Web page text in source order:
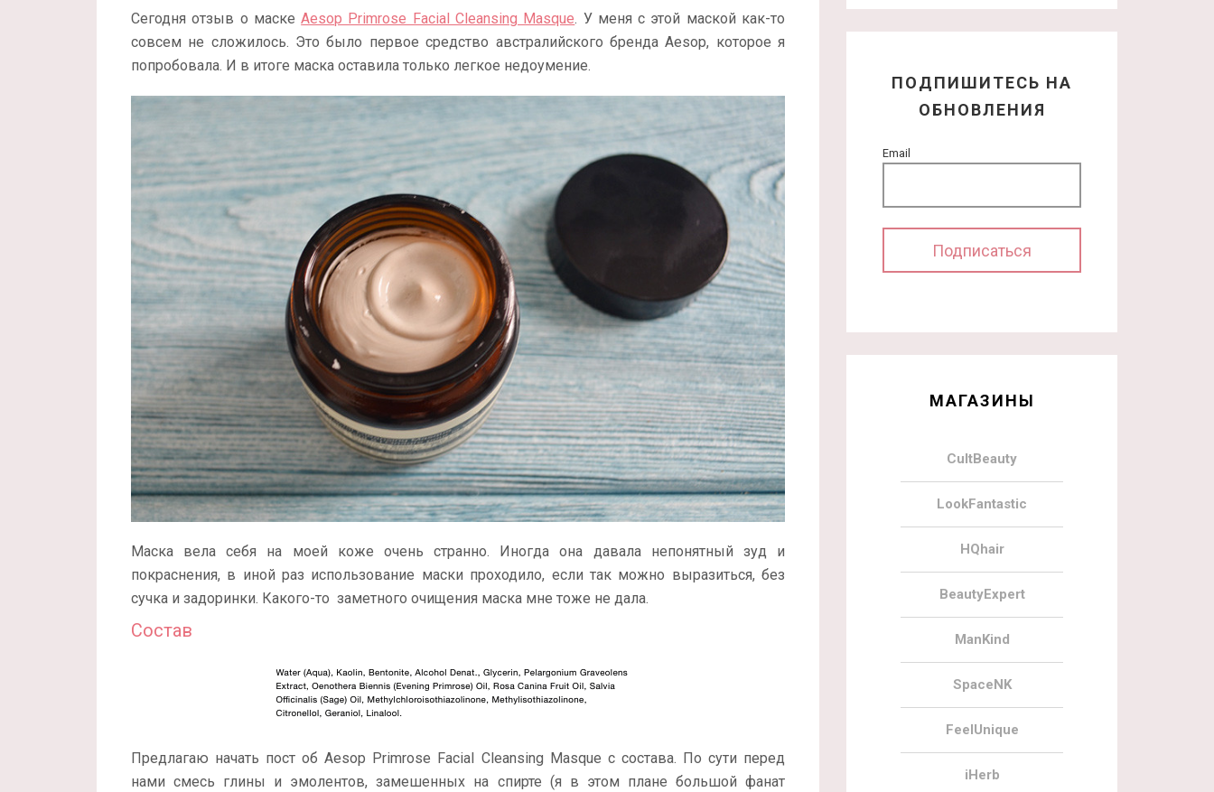
Сегодня отзыв о маскеAesop Primrose Facial Cleansing Masque. У меня с этой маской как-то
совсем не сложилось. Это было первое средство австралийского бренда Aesop, которое я
попробовала. И в итоге маска оставила только легкое недоумение.
Маска вела себя на моей коже очень странно. Иногда она давала непонятный зуд и
покраснения, в иной раз использование маски проходило, если так можно выразиться, без
сучка и задоринки. Какого-то заметного очищения маска мне тоже не дала.
Состав
Предлагаю начать пост об Aesop Primrose Facial Cleansing Masque с состава. По сути перед
нами смесь глины и эмолентов, замешенных на спирте (я в этом плане большой фанат
ПОДПИШИТЕСЬ НА
ОБНОВЛЕНИЯ
Email
МАГАЗИНЫ
CultBeauty
LookFantastic
HQhair
BeautyExpert
ManKind
SpaceNK
FeelUnique
iHerb